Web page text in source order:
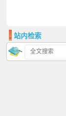
站内检索